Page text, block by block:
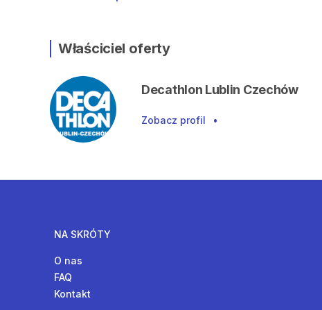
Właściciel oferty
Decathlon Lublin Czechów
Zobacz profil •
NA SKRÓTY
O nas
FAQ
Kontakt